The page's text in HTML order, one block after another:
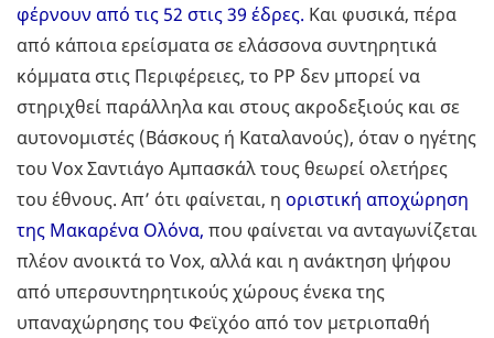
φέρνουν από τις 52 στις 39 έδρες. Και φυσικά, πέρα
από κάποια ερείσματα σε ελάσσονα συντηρητικά
κόμματα στις Περιφέρειες, το ΡΡ δεν μπορεί να
στηριχθεί παράλληλα και στους ακροδεξιούς και σε
αυτονομιστές (Βάσκους ή Καταλανούς), όταν ο ηγέτης
του Vox Σαντιάγο Αμπασκάλ τους θεωρεί ολετήρες
του έθνους. Απ’ ότι φαίνεται, η οριστική αποχώρηση
της Μακαρένα Ολόνα, που φαίνεται να ανταγωνίζεται
πλέον ανοικτά το Vox, αλλά και η ανάκτηση ψήφου
από υπερσυντηρητικούς χώρους ένεκα της
υπαναχώρησης του Φεϊχόο από τον μετριοπαθή